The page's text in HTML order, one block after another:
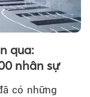
qua:
nhân sự
có những